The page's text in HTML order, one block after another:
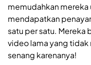
memudahkan
mendapatkan
satu per satu. Mereka
video lama yang tidak
senang karenanya!